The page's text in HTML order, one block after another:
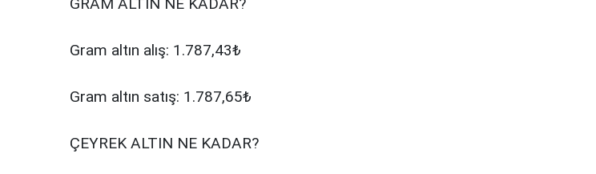
GRAM ALTIN NE KADAR?
Gram altın alış: 1.787,43₺
Gram altın satış: 1.787,65₺
ÇEYREK ALTIN NE KADAR?